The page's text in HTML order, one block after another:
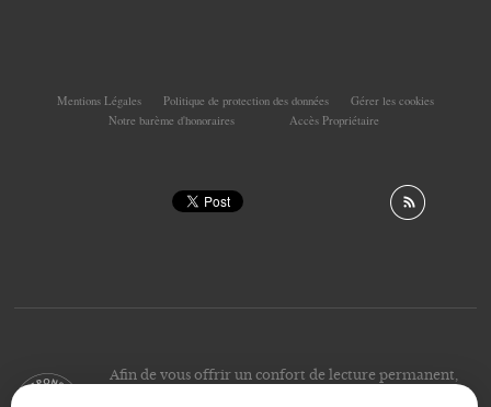
Mentions Légales Politique de protection des données
Gérer les cookies
Notre barème d'honoraires
Accès Propriétaire
Afin de vous offrir un confort de lecture permanent,